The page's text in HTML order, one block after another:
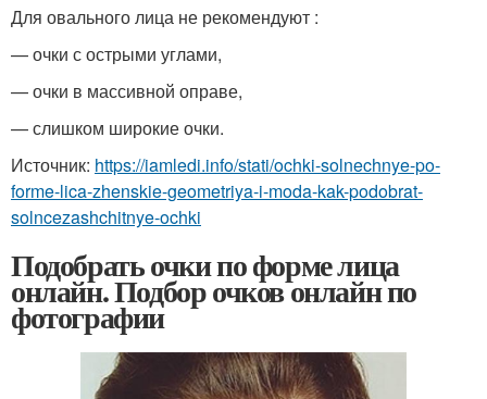
Для овального лица не рекомендуют :
— очки с острыми углами,
— очки в массивной оправе,
— слишком широкие очки.
Источник: https://iamledi.info/stati/ochki-solnechnye-po-
forme-lica-zhenskie-geometriya-i-moda-kak-podobrat-
solncezashchitnye-ochki
Подобрать очки по форме лица
онлайн. Подбор очков онлайн по
фотографии